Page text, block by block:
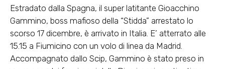
Estradato dalla Spagna, il super latitante Gioacchino
Gammino, boss mafioso della “Stidda” arrestato lo
scorso 17 dicembre, è arrivato in Italia. E’ atterrato alle
15.15 a Fiumicino con un volo di linea da Madrid.
Accompagnato dallo Scip, Gammino è stato preso in